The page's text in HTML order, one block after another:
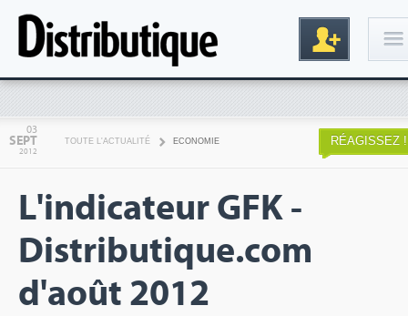
03
SEPT
2012
TOUTE L'ACTUALITÉ ECONOMIE RÉAGISSEZ !
L'indicateur GFK -
Distributique.com
d'août 2012